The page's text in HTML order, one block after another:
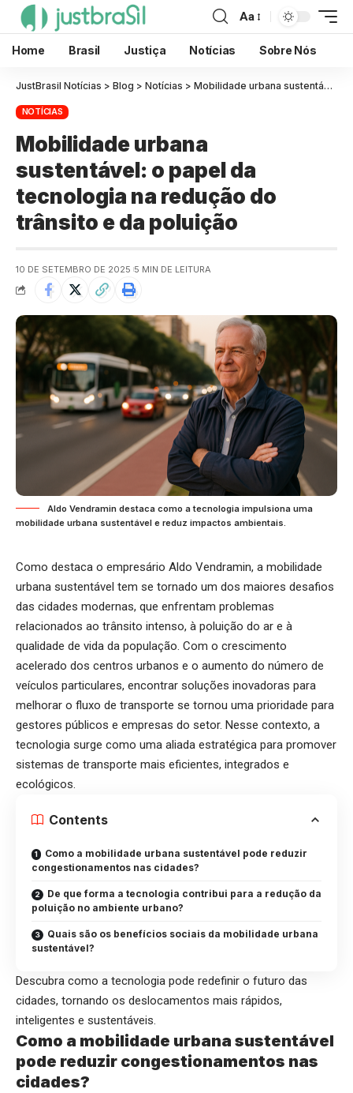
Aa
Home Brasil Justiça Notícias Sobre Nós
JustBrasil Notícias > Blog > Notícias > Mobilidade urbana sustentável: o papel da tecnologia na redução do trânsito e da poluição
NOTÍCIAS
Mobilidade urbana
sustentável: o papel da
tecnologia na redução do
trânsito e da poluição
10 DE SETEMBRO DE 2025 5 MIN DE LEITURA
Aldo Vendramin destaca como a tecnologia impulsiona uma
mobilidade urbana sustentável e reduz impactos ambientais.
Como destaca o empresário Aldo Vendramin, a mobilidade
urbana sustentável tem se tornado um dos maiores desafios
das cidades modernas, que enfrentam problemas
relacionados ao trânsito intenso, à poluição do ar e à
qualidade de vida da população. Com o crescimento
acelerado dos centros urbanos e o aumento do número de
veículos particulares, encontrar soluções inovadoras para
melhorar o fluxo de transporte se tornou uma prioridade para
gestores públicos e empresas do setor. Nesse contexto, a
tecnologia surge como uma aliada estratégica para promover
sistemas de transporte mais eficientes, integrados e
ecológicos.
Contents
Como a mobilidade urbana sustentável pode reduzir
congestionamentos nas cidades?
De que forma a tecnologia contribui para a redução da
poluição no ambiente urbano?
Quais são os benefícios sociais da mobilidade urbana
sustentável?
Descubra como a tecnologia pode redefinir o futuro das
cidades, tornando os deslocamentos mais rápidos,
inteligentes e sustentáveis.
Como a mobilidade urbana sustentável
pode reduzir congestionamentos nas
cidades?